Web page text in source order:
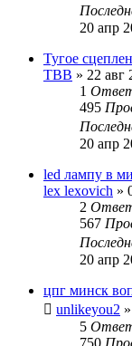
20 апр
Тугое
TBB » 22 авг
1
495
20 апр
led лампу в
lex lexovich »
2
567
20 апр
цпг минск
unlikeyou2 »
5
750